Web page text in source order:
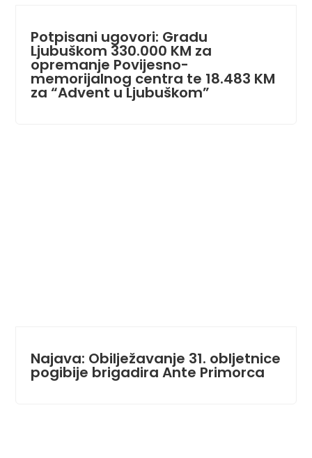
Potpisani ugovori: Gradu
Ljubuškom 330.000 KM za
opremanje Povijesno-
memorijalnog centra te 18.483 KM
za “Advent u Ljubuškom”
Najava: Obilježavanje 31. obljetnice
pogibije brigadira Ante Primorca